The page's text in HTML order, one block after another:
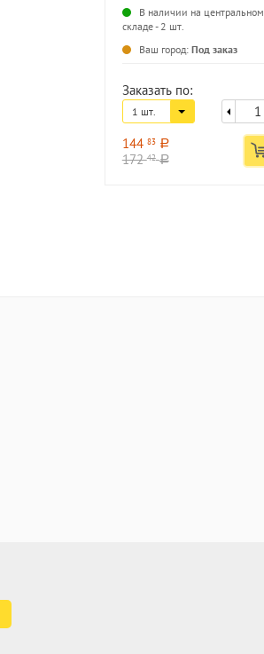
В наличии на центральном
складе - 2 шт.
Ваш город: Под заказ
Заказать по:
1 шт.
144 83 a
17242 a